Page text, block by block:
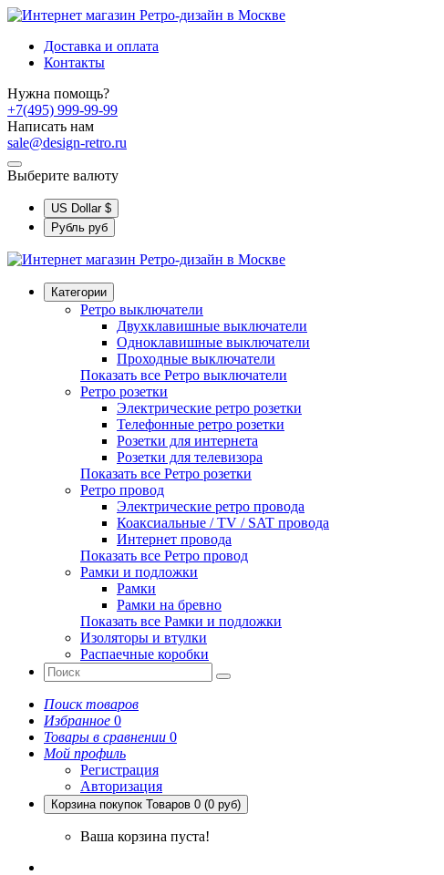
Доставка и оплата
Контакты
Нужна помощь?
+7(495) 999-99-99
Написать нам
sale@design-retro.ru
Выберите валюту
US Dollar $
Рубль руб
Категории
Ретро выключатели
Двухклавишные выключатели
Одноклавишные выключатели
Проходные выключатели
Показать все Ретро выключатели
Ретро розетки
Электрические ретро розетки
Телефонные ретро розетки
Розетки для интернета
Розетки для телевизора
Показать все Ретро розетки
Ретро провод
Электрические ретро провода
Коаксиальные / TV / SAT провода
Интернет провода
Показать все Ретро провод
Рамки и подложки
Рамки
Рамки на бревно
Показать все Рамки и подложки
Изоляторы и втулки
Распаечные коробки
Поиск товаров
Избранное 0
Товары в сравнении 0
Мой профиль
Регистрация
Авторизация
Корзина покупок Товаров 0 (0 руб)
Ваша корзина пуста!